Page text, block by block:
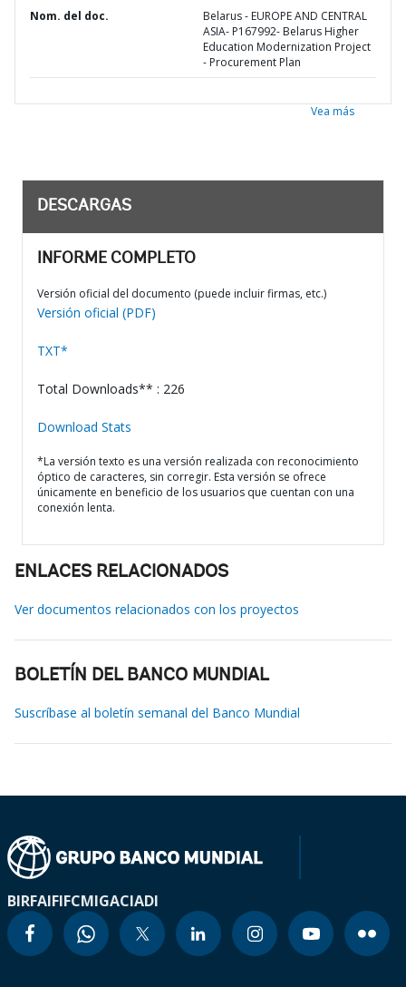
Nom. del doc.
Belarus - EUROPE AND CENTRAL
ASIA- P167992- Belarus Higher
Education Modernization Project
- Procurement Plan
Vea más
DESCARGAS
INFORME COMPLETO
Versión oficial del documento (puede incluir firmas, etc.)
Versión oficial (PDF)
TXT*
Total Downloads** : 226
Download Stats
*La versión texto es una versión realizada con reconocimiento
óptico de caracteres, sin corregir. Esta versión se ofrece
únicamente en beneficio de los usuarios que cuentan con una
conexión lenta.
ENLACES RELACIONADOS
Ver documentos relacionados con los proyectos
BOLETÍN DEL BANCO MUNDIAL
Suscríbase al boletín semanal del Banco Mundial
BIRFAIFIFCMIGACIADI